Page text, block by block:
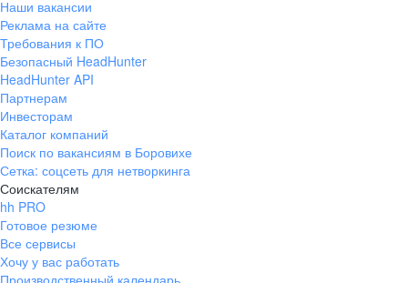
+7 343 226-79-99
pr@ural.hh.ru
ул. Янковского, д. 169, 7 этаж,
706 каб.
+7 861 205-55-57
pr@krd.hh.ru
Владивосток
пер. Ланинский д. 4, офис 3.4
Наши вакансии
Реклама на сайте
Требования к ПО
Безопасный HeadHunter
HeadHunter API
Партнерам
Инвесторам
Каталог компаний
Поиск по вакансиям в Боровихе
Сетка: соцсеть для нетворкинга
Соискателям
hh PRO
Готовое резюме
Все сервисы
Хочу у вас работать